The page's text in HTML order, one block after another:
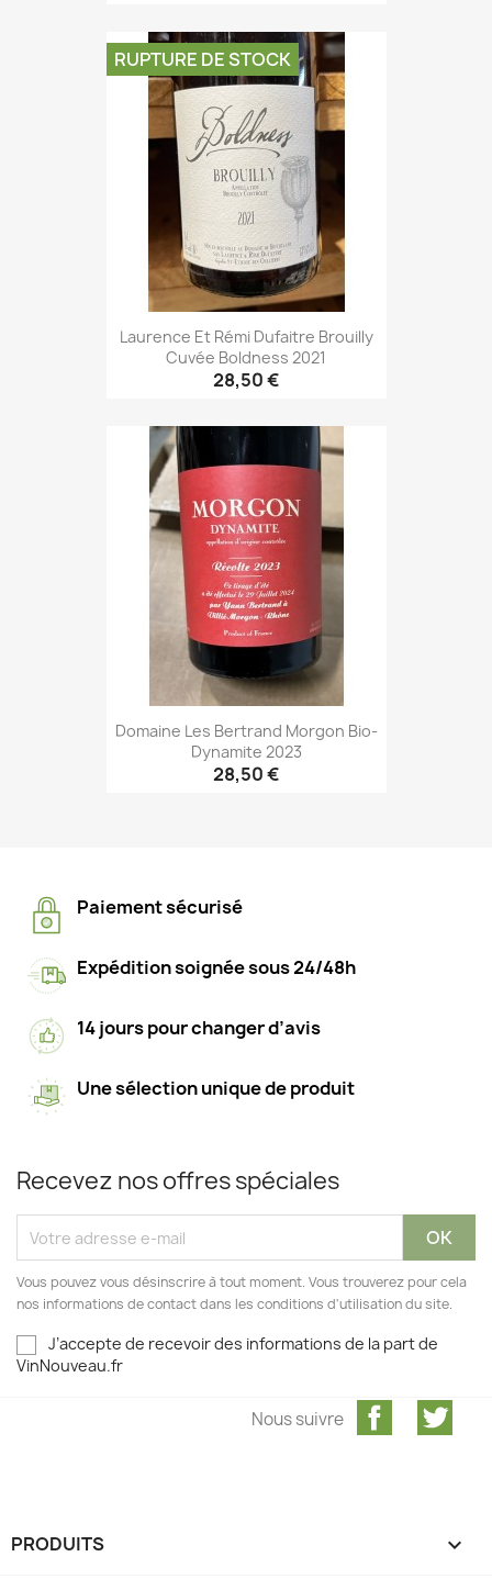
Laurence Et Rémi Dufaitre Brouilly
Cuvée Boldness 2021
28,50 €
RUPTURE DE STOCK
Domaine Les Bertrand Morgon Bio-
Dynamite 2023
28,50 €
Paiement sécurisé
Expédition soignée sous 24/48h
14 jours pour changer d’avis
Une sélection unique de produit
Recevez nos offres spéciales
Vous pouvez vous désinscrire à tout moment. Vous trouverez pour cela
nos informations de contact dans les conditions d'utilisation du site.
J’accepte de recevoir des informations de la part de
VinNouveau.fr
Facebook
Nous suivre
PRODUITS 